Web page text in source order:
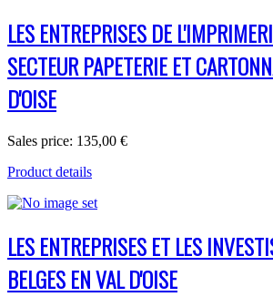
LES ENTREPRISES DE
SECTEUR PAPETERIE ET
D'OISE
Sales price: 135,00 €
Product details
LES ENTREPRISES ET LES
BELGES EN VAL D'OISE